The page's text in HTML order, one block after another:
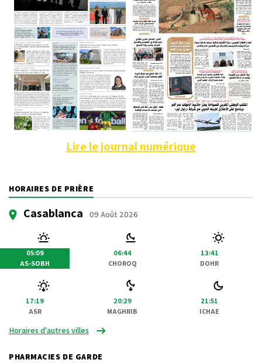
Lire le journal numérique
HORAIRES DE PRIÈRE
Casablanca 09 Août 2026
05:09
AS-SOBH
06:44
CHOROQ
13:41
DOHR
17:19
ASR
20:29
MAGHRIB
21:51
ICHAE
Horaires d'autres villes
PHARMACIES DE GARDE